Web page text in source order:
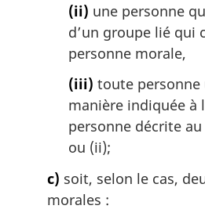
(ii) une personne
d’un groupe lié qui
personne morale,
(iii) toute personne
manière indiquée à
personne décrite
ou (ii);
c) soit, selon le cas,
morales :